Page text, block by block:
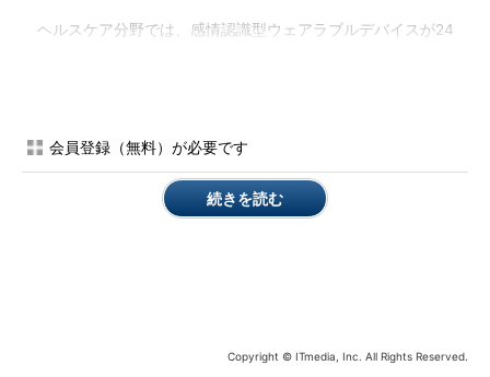
ヘルスケア分野では、感情認識型ウェアラブルデバイスが24
に、医師や介護者はこうしたデバイスにより、ケア対象者の精神
状態のパターンをモニタリングし、いつ、どのように彼らとコミ
ュニケーションを取るかを判断できる。
企業で使われている。「ITやメディアの大手企業が、今後2年間
会員登録（無料）が必要です
続きを読む
Copyright © ITmedia, Inc. All Rights Reserved.